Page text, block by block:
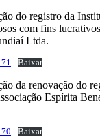
do registro da
com fins
Ltda.
Baixar
da renovação do
Espírita
Baixar